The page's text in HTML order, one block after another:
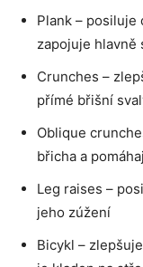
Plank – posiluje
zapojuje hlavně
Crunches –
přímé břišní
Oblique
břicha a
Leg raises –
jeho zúžení
Bicykl –